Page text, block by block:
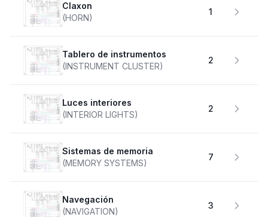
claxon
(HORN)
1
Tablero de instrumentos
(INSTRUMENT CLUSTER)
2
Luces interiores
(INTERIOR LIGHTS)
2
Sistemas de memoria
(MEMORY SYSTEMS)
7
Navegación
(NAVIGATION)
3